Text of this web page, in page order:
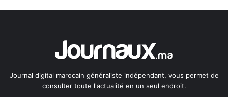
Journal digital marocain généraliste indépendant, vous permet de
consulter toute l'actualité en un seul endroit.